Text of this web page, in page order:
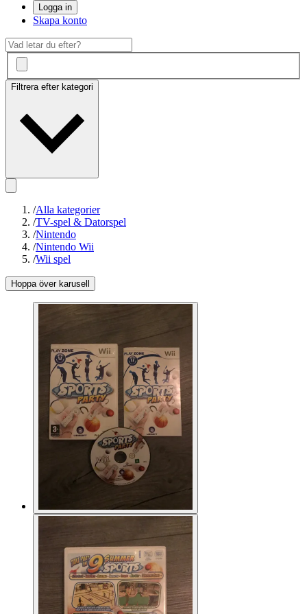
Logga in
Skapa konto
Filtrera efter kategori
/Alla kategorier
/TV-spel & Datorspel
/Nintendo
/Nintendo Wii
/Wii spel
Hoppa över karusell